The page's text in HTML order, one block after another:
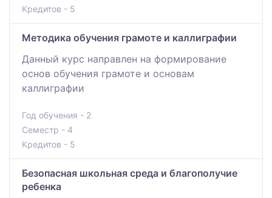
Кредитов - 5
Методика обучения грамоте и каллиграфии
Данный курс направлен на формирование
основ обучения грамоте и основам
каллиграфии
Год обучения - 2
Семестр - 4
Кредитов - 5
Безопасная школьная среда и благополучие
ребенка